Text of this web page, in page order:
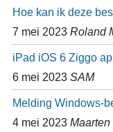
Hoe kan ik deze
7 mei 2023 Roland
iPad iOS 6 Ziggo
6 mei 2023 SAM
Melding Windows-
4 mei 2023 Maarten